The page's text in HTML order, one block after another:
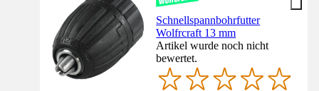
Schnellspannbohrfutter
Wolfrcraft 13 mm
Artikel wurde noch nicht
bewertet.